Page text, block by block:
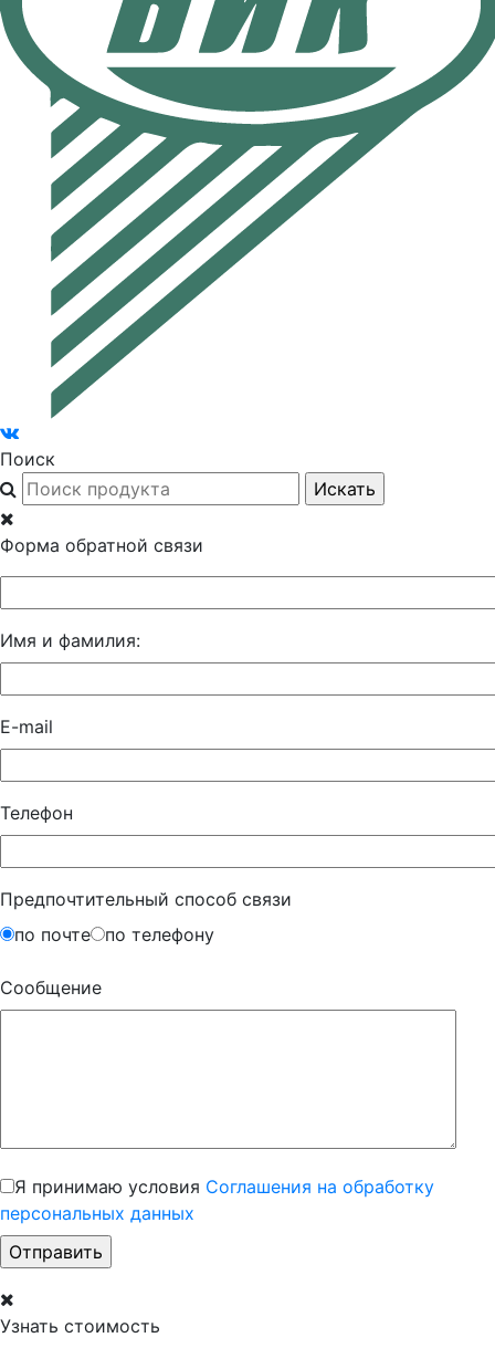
Поиск
Форма обратной связи
Имя и фамилия:
E-mail
Телефон
Предпочтительный способ связи
по почте
по телефону
Сообщение
Я принимаю условия Соглашения на обработку
персональных данных
Узнать стоимость